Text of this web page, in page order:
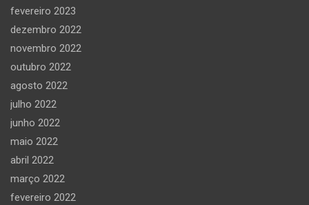
fevereiro 2023
dezembro 2022
novembro 2022
outubro 2022
agosto 2022
julho 2022
junho 2022
maio 2022
abril 2022
março 2022
fevereiro 2022